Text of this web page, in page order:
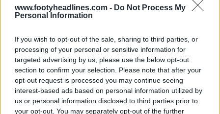
www.footyheadlines.com - Do Not Process My
Personal Information
If you wish to opt-out of the sale, sharing to third parties, or
processing of your personal or sensitive information for
targeted advertising by us, please use the below opt-out
section to confirm your selection. Please note that after your
opt-out request is processed you may continue seeing
interest-based ads based on personal information utilized by
us or personal information disclosed to third parties prior to
your opt-out. You may separately opt-out of the further